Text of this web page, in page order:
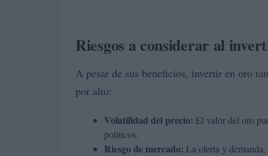
Riesgos a considerar al
A pesar de sus beneficios, invertir en oro
por alto:
Volatilidad del precio: El valor del oro
políticos.
Riesgo de mercado: La oferta y